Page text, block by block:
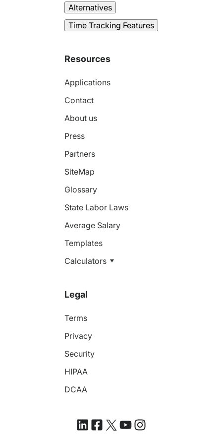
Alternatives
Time Tracking Features
Resources
Applications
Contact
About us
Press
Partners
SiteMap
Glossary
State Labor Laws
Average Salary
Templates
Calculators
Legal
Terms
Privacy
Security
HIPAA
DCAA